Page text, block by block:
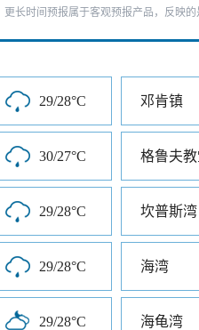
更长时间预报属于客观预报产品，反映
29/28°C 邓肯镇
30/27°C 格鲁夫教
29/28°C 坎普斯湾
29/28°C 海湾
29/28°C 海龟湾